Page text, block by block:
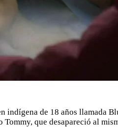
indígena de 18 años llamada
que desapareció al